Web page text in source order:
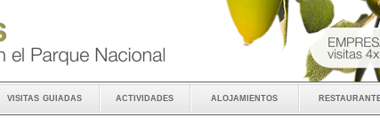
visitas guiadas actividades alojamientos